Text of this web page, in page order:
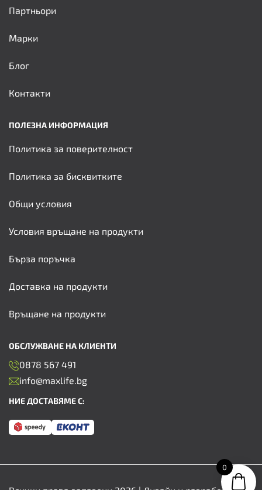
Партньори
Марки
Блог
Контакти
ПОЛЕЗНА ИНФОРМАЦИЯ
Политика за поверителност
Политика за бисквитките
Общи условия
Условия връщане на продукти
Бърза поръчка
Доставка на продукти
Връщане на продукти
ОБСЛУЖВАНЕ НА КЛИЕНТИ
0878 567 491
info@maxlife.bg
НИЕ ДОСТАВЯМЕ С:
0